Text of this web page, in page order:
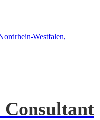
Westfalen,
Consultant